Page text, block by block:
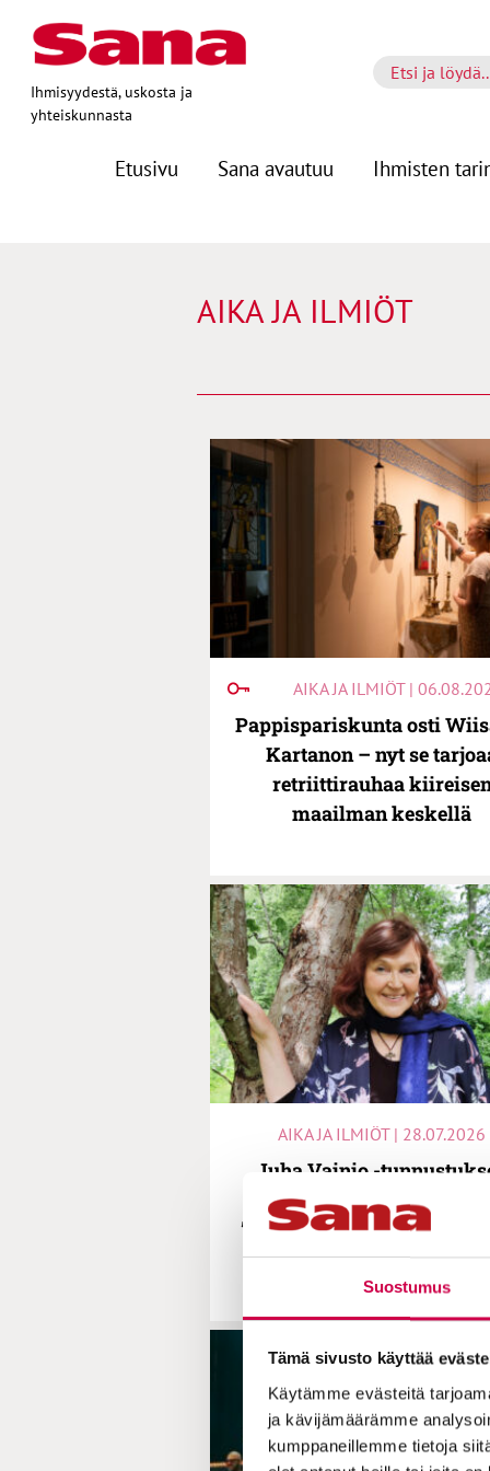
Suostumus
Tämä sivusto käyttää
Käytämme evästeitä
ja kävijämäärämme
kumppaneillemme tietoja
Ihmisyydestä, uskosta ja
yhteiskunnasta
Etusivu Sana avautuu Ihmisten
AIKA JA ILMIÖT
AIKA JA ILMIÖT |
Pappispariskunta osti
Kartanon – nyt se
retriittirauhaa
maailman keskellä
AIKA JA ILMIÖT | 28.07.2026
Juha Vainio -
saanut Anna-Mari
”Elämä on arvokas
hengenvetoon asti”